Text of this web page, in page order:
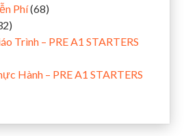
Phí(68)
Trình – PRE A1 STARTERS
Hành – PRE A1 STARTERS